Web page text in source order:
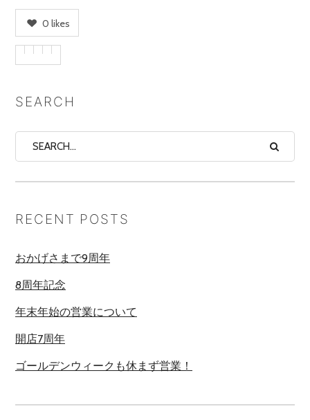
0 likes
SEARCH
RECENT POSTS
おかげさまで9周年
8周年記念
年末年始の営業について
開店7周年
ゴールデンウィークも休まず営業！